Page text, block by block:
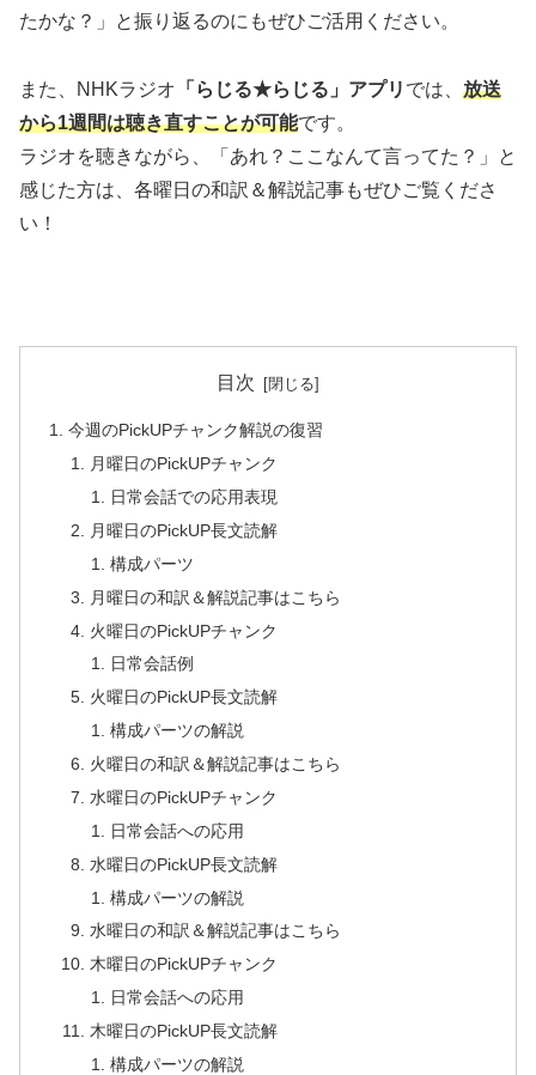
たかな？」と振り返るのにもぜひご活用ください。
また、NHKラジオ 「らじる★らじる」アプリ では、 放送
から1週間は聴き直すことが可能です。
ラジオを聴きながら、「あれ？ここなんて言ってた？」と
感じた方は、各曜日の和訳＆解説記事もぜひご覧くださ
い！
目次
今週のPickUPチャンク解説の復習
月曜日のPickUPチャンク
日常会話での応用表現
月曜日のPickUP長文読解
構成パーツ
月曜日の和訳＆解説記事はこちら
火曜日のPickUPチャンク
日常会話例
火曜日のPickUP長文読解
構成パーツの解説
火曜日の和訳＆解説記事はこちら
水曜日のPickUPチャンク
日常会話への応用
水曜日のPickUP長文読解
構成パーツの解説
水曜日の和訳＆解説記事はこちら
木曜日のPickUPチャンク
日常会話への応用
木曜日のPickUP長文読解
構成パーツの解説